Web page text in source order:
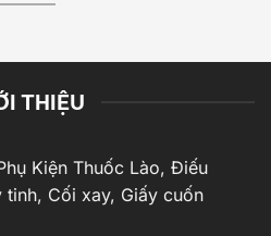
THIỆU
Kiện Thuốc Lào, Điếu
Cối xay, Giấy cuốn